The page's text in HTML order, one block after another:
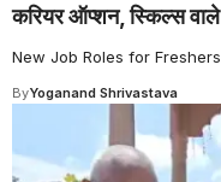
करियर ऑप्शन, स्किल्स वाले
New Job Roles for Freshers
ByYoganand Shrivastava